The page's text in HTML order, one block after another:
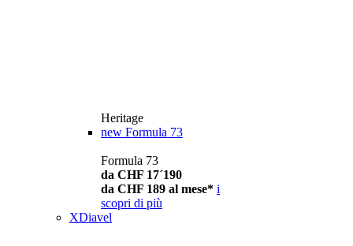
Heritage
new Formula 73
Formula 73
da CHF 17´190
da CHF 189 al mese* i
scopri di più
XDiavel